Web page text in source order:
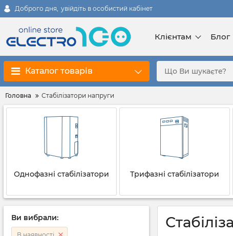
Доброго дня, увійдіть в особистий кабінет
Клієнтам Блог
Каталог товарів
Головна Стабілізатори напруги
Однофазні стабілізатори Трифазні стабілізатори
Ви вибрали:
В наявності